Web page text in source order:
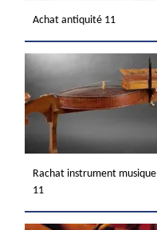
Achat antiquité 11
Rachat instrument musique
11